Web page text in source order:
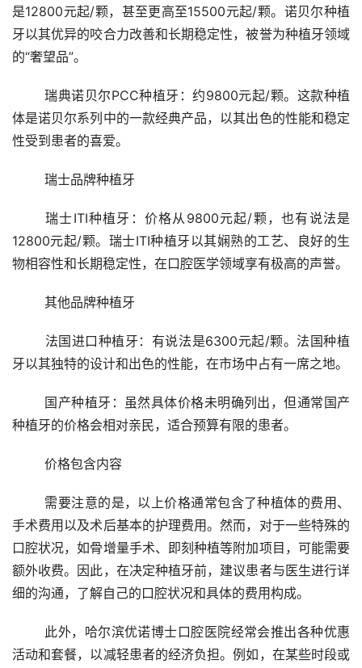
是12800元起/颗，甚至更高至15500元起/颗。诺贝尔种植
牙以其优异的咬合力改善和长期稳定性，被誉为种植牙领域
的“奢望品”。
	瑞典诺贝尔PCC种植牙：约9800元起/颗。这款种植
体是诺贝尔系列中的一款经典产品，以其出色的性能和稳定
性受到患者的喜爱。
	瑞士品牌种植牙
	瑞士ITI种植牙：价格从9800元起/颗，也有说法是
12800元起/颗。瑞士ITI种植牙以其娴熟的工艺、良好的生
物相容性和长期稳定性，在口腔医学领域享有极高的声誉。
	其他品牌种植牙
牙以其独特的设计和出色的性能，在市场中占有一席之地。
种植牙的价格会相对亲民，适合预算有限的患者。
	价格包含内容
手术费用以及术后基本的护理费用。然而，对于一些特殊的
口腔状况，如骨增量手术、即刻种植等附加项目，可能需要
额外收费。因此，在决定种植牙前，建议患者与医生进行详
细的沟通，了解自己的口腔状况和具体的费用构成。
活动和套餐，以减轻患者的经济负担。例如，在某些时段或